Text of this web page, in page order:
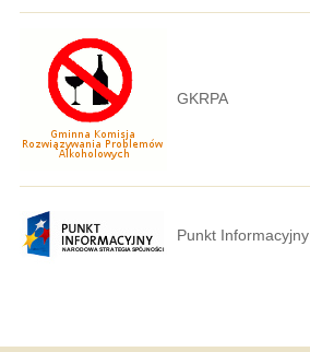
GKRPA
Punkt Informacyjny